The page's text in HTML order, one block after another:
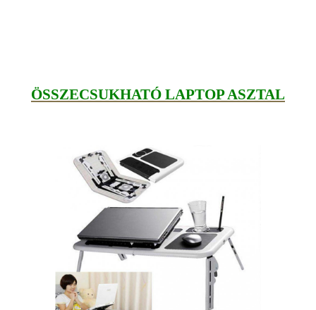
ÖSSZECSUKHATÓ LAPTOP ASZTAL